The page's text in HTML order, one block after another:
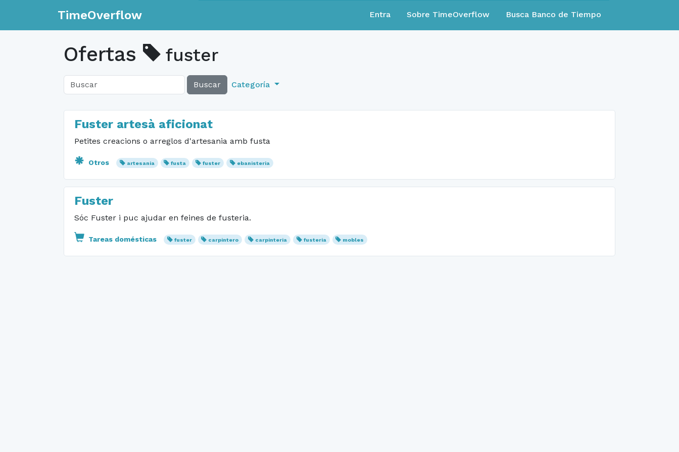
TimeOverflow Entra Sobre TimeOverflow Busca Banco de Tiempo
Ofertas fuster
Buscar Categoría
Fuster artesà aficionat
Petites creacions o arreglos d'artesania amb fusta
Otros artesania fusta fuster ebanisteria
Fuster
Sóc Fuster i puc ajudar en feines de fusteria.
Tareas domésticas fuster carpintero carpinteria fusteria mobles